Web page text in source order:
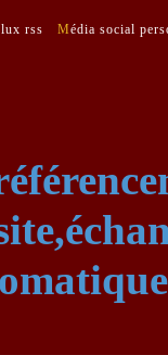
rss Média social